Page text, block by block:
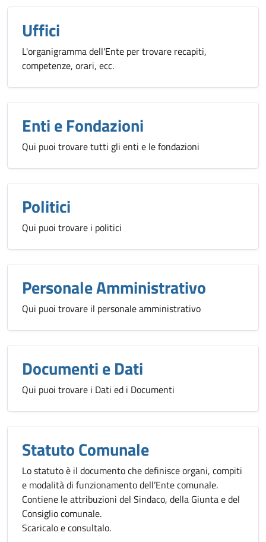
Uffici
L'organigramma dell'Ente per trovare recapiti,
competenze, orari, ecc.
Enti e Fondazioni
Qui puoi trovare tutti gli enti e le fondazioni
Politici
Qui puoi trovare i politici
Personale Amministrativo
Qui puoi trovare il personale amministrativo
Documenti e Dati
Qui puoi trovare i Dati ed i Documenti
Statuto Comunale
Lo statuto è il documento che definisce organi, compiti
e modalità di funzionamento dell’Ente comunale.
Contiene le attribuzioni del Sindaco, della Giunta e del
Consiglio comunale.
Scaricalo e consultalo.